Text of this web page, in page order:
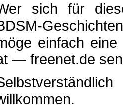
sich für
einfach
— freenet.de